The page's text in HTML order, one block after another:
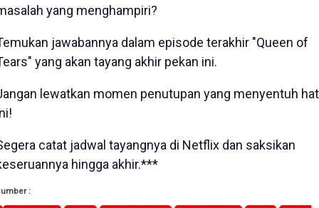
yang menghampiri?
jawabannya dalam episode terakhir "Queen of
yang akan tayang akhir pekan ini.
lewatkan momen penutupan yang menyentuh
catat jadwal tayangnya di Netflix dan saksikan
hingga akhir.***
: